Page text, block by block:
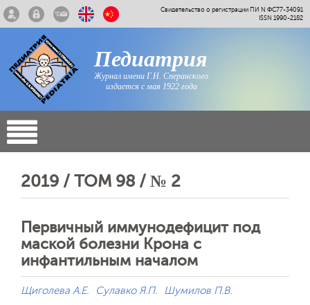
Свидетельство о регистрации ПИ N ФС77-34091
ISSN 1990-2182
Педиатрия
Журнал имени Г.Н. Сперанского
издается с мая 1922 года
2019 / ТОМ 98 / № 2
Первичный иммунодефицит под
маской болезни Крона с
инфантильным началом
Щиголева А.Е. Сулавко Я.П. Шумилов П.В.